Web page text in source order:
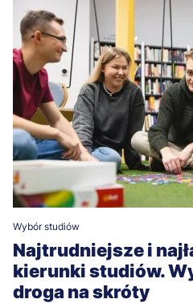
Wybór studiów
Najtrudniejsze i
kierunki studiów.
droga na skróty